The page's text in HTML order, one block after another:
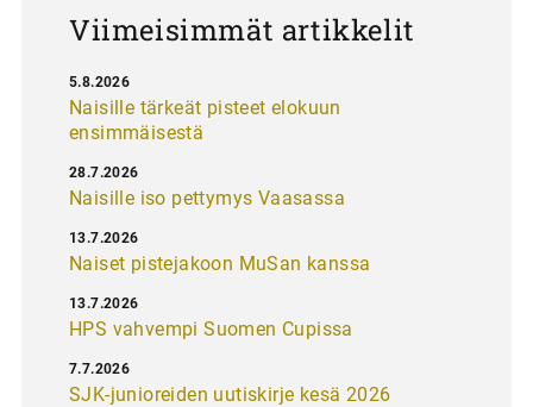
Viimeisimmät artikkelit
Naisille tärkeät pisteet elokuun
ensimmäisestä
5.8.2026
Naisille iso pettymys Vaasassa
28.7.2026
Naiset pistejakoon MuSan kanssa
13.7.2026
HPS vahvempi Suomen Cupissa
13.7.2026
SJK-junioreiden uutiskirje kesä 2026
7.7.2026